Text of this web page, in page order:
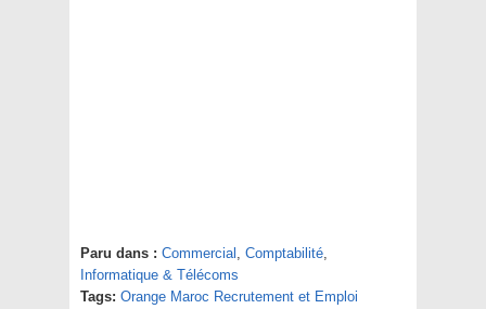
Paru dans : Commercial , Comptabilité,
Informatique & Télécoms
Tags: Orange Maroc Recrutement et Emploi